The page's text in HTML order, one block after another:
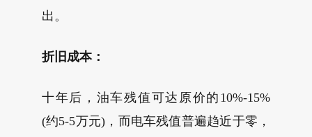
出。
折旧成本：
十年后，油车残值可达原价的10%-15%
(约5-5万元)，而电车残值普遍趋近于零，